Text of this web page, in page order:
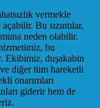
vermekle
Bu sızıntılar,
neden olabilir.
bu
Ekibimiz, duşakabin
diğer tüm hareketli
onarımları
giderir hem de